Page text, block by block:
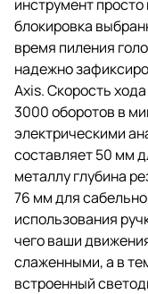
инструмент просто
блокировка
время пиления
надежно
Axis. Скорость
3000 оборотов в
электрическими
составляет 50 мм
металлу глубина
76 мм для
использования
чего ваши
слаженными, а в
встроенный